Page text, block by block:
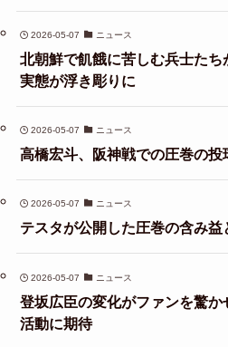
2026-05-07 ニュース
北朝鮮で飢餓に苦しむ兵士た
実態が浮き彫りに
2026-05-07 ニュース
高橋宏斗、阪神戦での圧巻の投
2026-05-07 ニュース
テスタが公開した圧巻の含み
2026-05-07 ニュース
登坂広臣の変化がファンを驚
活動に期待